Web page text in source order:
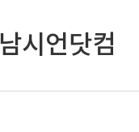
남시언닷컴